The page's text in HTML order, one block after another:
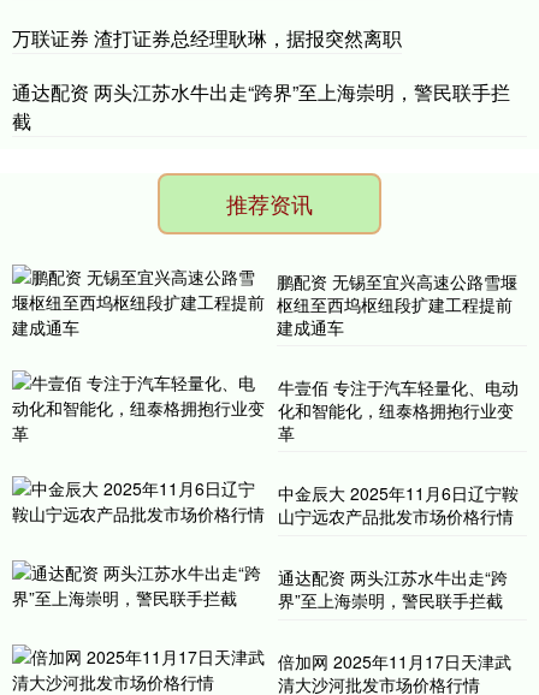
万联证券 渣打证券总经理耿琳，据报突然离职
通达配资 两头江苏水牛出走“跨界”至上海崇明，警民联手拦
截
推荐资讯
鹏配资 无锡至宜兴高速公路雪堰
枢纽至西坞枢纽段扩建工程提前
建成通车
牛壹佰 专注于汽车轻量化、电动
化和智能化，纽泰格拥抱行业变
革
中金辰大 2025年11月6日辽宁鞍
山宁远农产品批发市场价格行情
通达配资 两头江苏水牛出走“跨
界”至上海崇明，警民联手拦截
倍加网 2025年11月17日天津武
清大沙河批发市场价格行情